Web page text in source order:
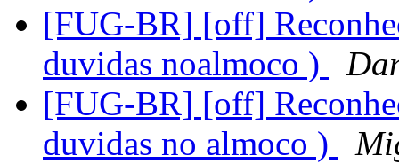
[FUG-BR] [off]
duvidas noalmoco )
[FUG-BR] [off]
duvidas no almoco )